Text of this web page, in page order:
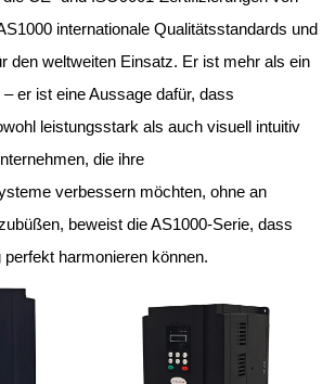
internationale Qualitätsstandards und
den weltweiten Einsatz. Er ist mehr als ein
er ist eine Aussage dafür, dass
leistungsstark als auch visuell intuitiv
die ihre
verbessern möchten, ohne an
beweist die AS1000-Serie, dass
perfekt harmonieren können.